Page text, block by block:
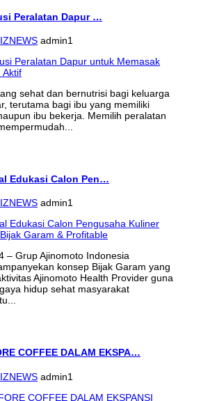
Peralatan Dapur …
admin1
sehat dan bernutrisi bagi keluarga
terutama bagi ibu yang memiliki
ibu bekerja. Memilih peralatan
Edukasi Calon Pen…
admin1
– Grup Ajinomoto Indonesia
konsep Bijak Garam yang
Ajinomoto Health Provider guna
hidup sehat masyarakat
COFFEE DALAM EKSPA…
admin1